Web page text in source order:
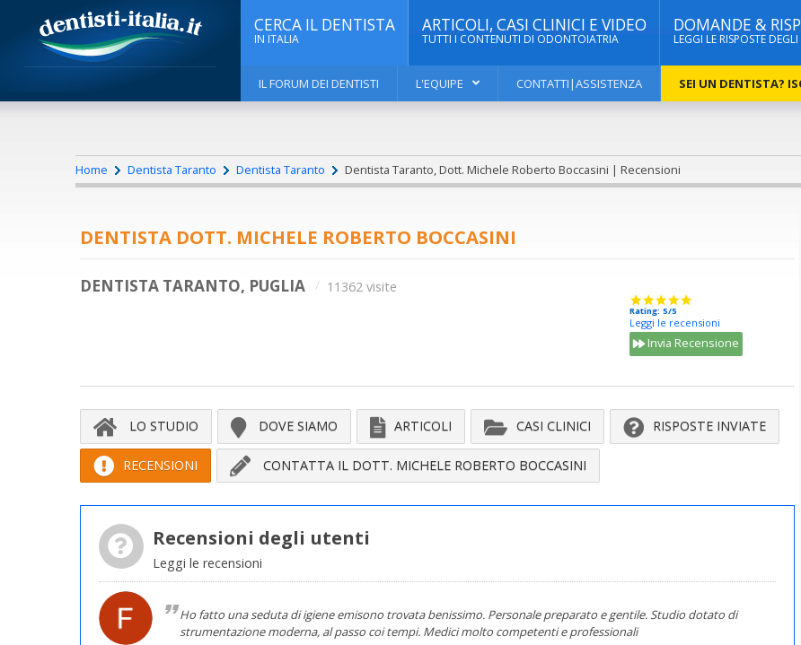
CERCA IL DENTISTA
IN ITALIA
ARTICOLI, CASI CLINICI E VIDEO
TUTTI I CONTENUTI DI ODONTOIATRIA
DOMANDE &
LEGGI LE RISPOSTE DEGLI
IL FORUM DEI DENTISTI L'EQUIPE CONTATTI|ASSISTENZA SEI UN DENTISTA?
Home Dentista Taranto Dentista Taranto Dentista Taranto, Dott. Michele Roberto Boccasini | Recensioni
DENTISTA DOTT. MICHELE ROBERTO BOCCASINI
DENTISTA TARANTO, PUGLIA 11362 visite
Rating: 5/5
Leggi le recensioni
Invia Recensione
LO STUDIO DOVE SIAMO ARTICOLI CASI CLINICI RISPOSTE INVIATE
RECENSIONI CONTATTA IL DOTT. MICHELE ROBERTO BOCCASINI
Recensioni degli utenti
Leggi le recensioni
Ho fatto una seduta di igiene emisono trovata benissimo. Personale preparato e gentile. Studio dotato di
strumentazione moderna, al passo coi tempi. Medici molto competenti e professionali